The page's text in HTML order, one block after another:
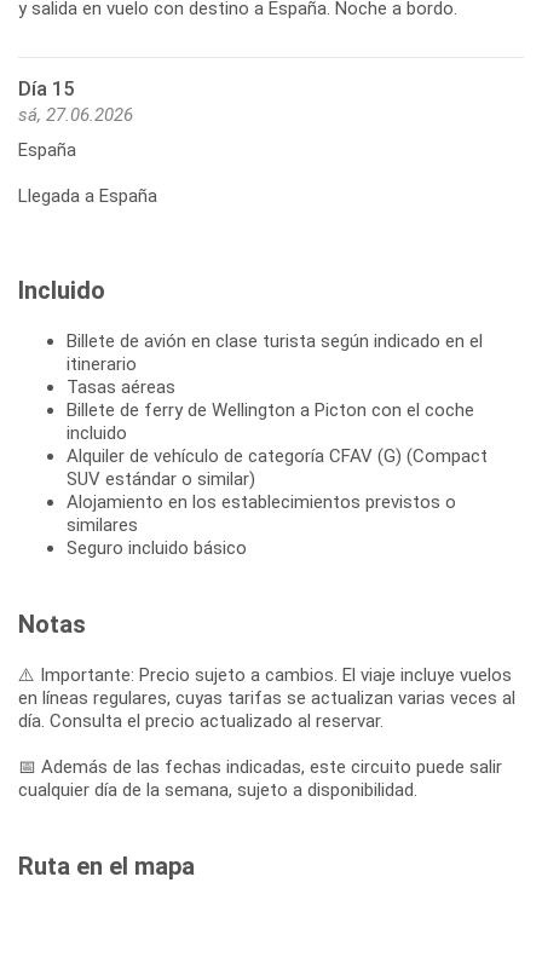
Día 15
sá, 27.06.2026
España
Llegada a España
Incluido
Billete de avión en clase turista según indicado en el
itinerario
Tasas aéreas
Billete de ferry de Wellington a Picton con el coche
incluido
Alquiler de vehículo de categoría CFAV (G) (Compact
SUV estándar o similar)
Alojamiento en los establecimientos previstos o
similares
Seguro incluido básico
Notas
⚠️ Importante: Precio sujeto a cambios. El viaje incluye vuelos
en líneas regulares, cuyas tarifas se actualizan varias veces al
día. Consulta el precio actualizado al reservar.
📅 Además de las fechas indicadas, este circuito puede salir
cualquier día de la semana, sujeto a disponibilidad.
Ruta en el mapa